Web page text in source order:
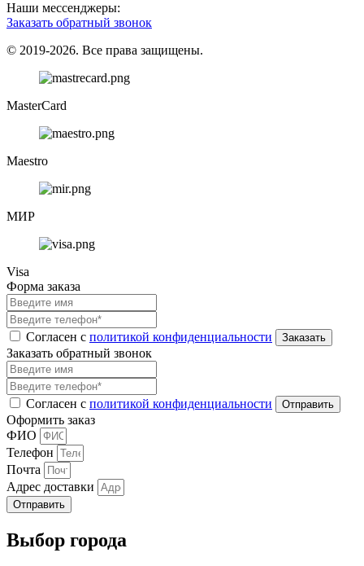
Наши мессенджеры:
Заказать обратный звонок
© 2019-2026. Все права защищены.
MasterCard
Maestro
МИР
Visa
Форма заказа
Согласен с политикой конфиденциальности
Заказать обратный звонок
Согласен с политикой конфиденциальности
Оформить заказ
ФИО
Телефон
Почта
Адрес доставки
Отправить
Выбор города